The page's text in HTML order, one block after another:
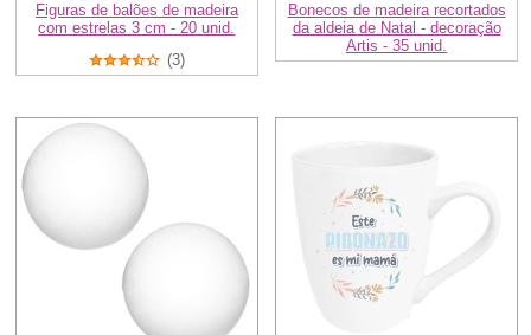
Figuras de balões de madeira
com estrelas 3 cm - 20 unid.
(3)
Bonecos de madeira recortados
da aldeia de Natal - decoração
Artis - 35 unid.